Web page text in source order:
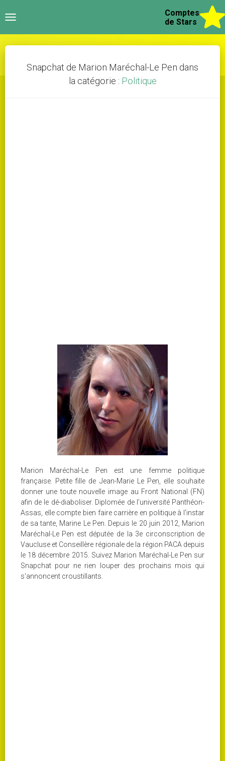
Toggle
Comptes
de Stars
Snapchat de Marion Maréchal-Le Pen dans
la catégorie : Politique
Marion Maréchal-Le Pen est une femme politique
française. Petite fille de Jean-Marie Le Pen, elle souhaite
donner une toute nouvelle image au Front National (FN)
afin de le dé-diaboliser. Diplomée de l'université Panthéon-
Assas, elle compte bien faire carrière en politique à l'instar
de sa tante, Marine Le Pen. Depuis le 20 juin 2012, Marion
Maréchal-Le Pen est députée de la 3e circonscription de
Vaucluse et Conseillère régionale de la région PACA depuis
le 18 décembre 2015. Suivez Marion Maréchal-Le Pen sur
Snapchat pour ne rien louper des prochains mois qui
s'annoncent croustillants.